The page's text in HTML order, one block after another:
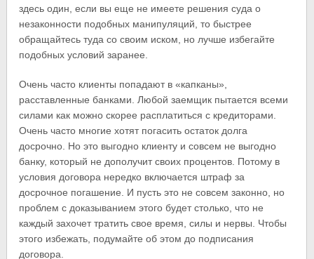
здесь один, если вы еще не имеете решения суда о
незаконности подобных манипуляций, то быстрее
обращайтесь туда со своим иском, но лучше избегайте
подобных условий заранее.
Очень часто клиенты попадают в «капканы»,
расставленные банками. Любой заемщик пытается всеми
силами как можно скорее расплатиться с кредиторами.
Очень часто многие хотят погасить остаток долга
досрочно. Но это выгодно клиенту и совсем не выгодно
банку, который не дополучит своих процентов. Потому в
условия договора нередко включается штраф за
досрочное погашение. И пусть это не совсем законно, но
проблем с доказыванием этого будет столько, что не
каждый захочет тратить свое время, силы и нервы. Чтобы
этого избежать, подумайте об этом до подписания
договора.